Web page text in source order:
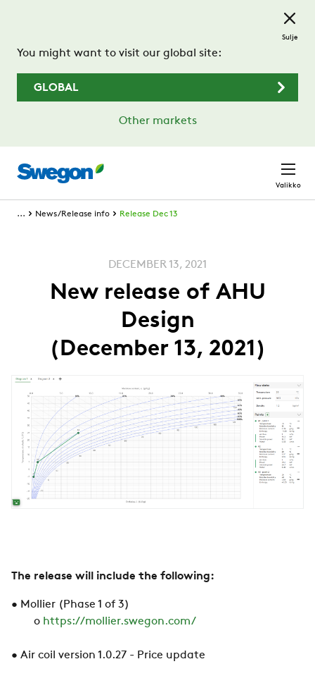
You might want to visit our global site:
GLOBAL
Other markets
Sulje
Valikko
... News/Release info Release Dec 13
DECEMBER 13, 2021
New release of AHU
Design
(December 13, 2021)
The release will include the following:
• Mollier (Phase 1 of 3)
o https://mollier.swegon.com/
• Air coil version 1.0.27 - Price update